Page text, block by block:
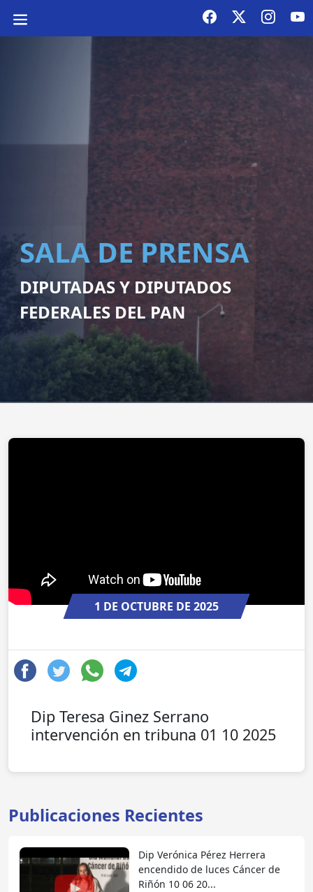
SALA DE PRENSA
DIPUTADAS Y DIPUTADOS
FEDERALES DEL PAN
1 DE OCTUBRE DE 2025
Dip Teresa Ginez Serrano
intervención en tribuna 01 10 2025
Publicaciones Recientes
Dip Verónica Pérez Herrera
encendido de luces Cáncer de
Riñón 10 06 20...